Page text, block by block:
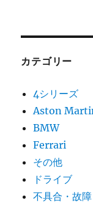
カテゴリー
4シリーズ
Aston
BMW
Ferrari
その他
ドライブ
不具合・故障